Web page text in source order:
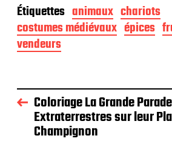
Étiquettes animaux chariots
costumes médiévaux épices
vendeurs
Coloriage La Grande
Extraterrestres sur leur
Champignon